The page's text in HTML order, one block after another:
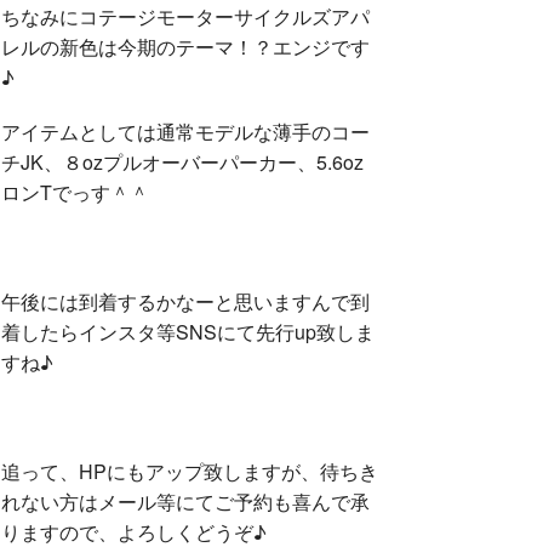
ちなみにコテージモーターサイクルズアパ
レルの新色は今期のテーマ！？エンジです
♪
アイテムとしては通常モデルな薄手のコー
チJK、８ozプルオーバーパーカー、5.6oz
ロンTでっす＾＾
午後には到着するかなーと思いますんで到
着したらインスタ等SNSにて先行up致しま
すね♪
追って、HPにもアップ致しますが、待ちき
れない方はメール等にてご予約も喜んで承
りますので、よろしくどうぞ♪